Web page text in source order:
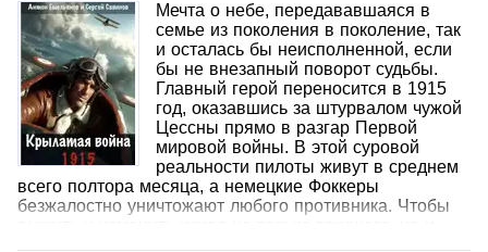
Мечта о небе, передававшаяся в
семье из поколения в поколение, так
и осталась бы неисполненной, если
бы не внезапный поворот судьбы.
Главный герой переносится в 1915
год, оказавшись за штурвалом чужой
Цессны прямо в разгар Первой
мировой войны. В этой суровой
реальности пилоты живут в среднем
всего полтора месяца, а немецкие Фоккеры
безжалостно уничтожают любого противника. Чтобы